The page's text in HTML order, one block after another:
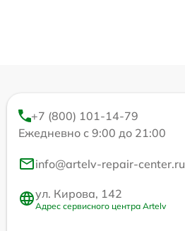
+7 (800) 101-14-79
Ежедневно с 9:00 до 21:00
info@artelv-repair-center.ru
ул. Кирова, 142
Адрес сервисного центра Artelv